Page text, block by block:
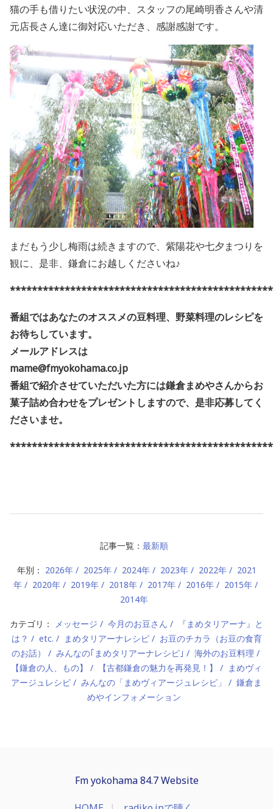
猫の手も借りたい状況の中、スタッフの尾崎明香さんや清
元店長さん達に御対応いただき、感謝感謝です。
まだもう少し梅雨は続きますので、紫陽花や七夕まつりを
観に、是非、鎌倉にお越しくださいね♪
番組ではあなたのオススメの豆料理、野菜料理のレシピを
お待ちしています。
メールアドレスは
mame@fmyokohama.co.jp
番組で紹介させていただいた方には鎌倉まめやさんからお
菓子詰め合わせをプレゼントしますので、是非応募してく
ださいませ。
記事一覧： 最新順
年別： 2026年 2025年 2024年 2023年 2022年
2021
年
2020年 2019年 2018年 2017年 2016年
2015年
2014年
カテゴリ： メッセージ 今月のお豆さん
『まめタリアーナ』と
は？
etc. まめタリアーナレシピ
お豆のチカラ（お豆の食育
のお話）
みんなの｢まめタリアーナレシピ｣
海外のお豆料理
【鎌倉の人、もの】
【古都鎌倉の魅力を再発見！】
まめヴィ
アージュレシピ
みんなの「まめヴィアージュレシピ」
鎌倉ま
めやインフォメーション
Fm yokohama 84.7 Website